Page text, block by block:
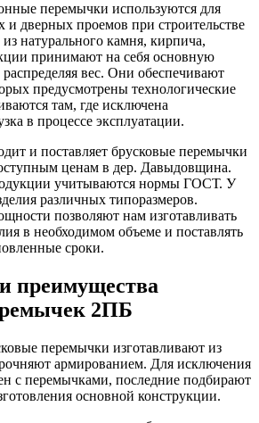
перемычки используются для
и дверных проемов при строительстве
натурального камня, кирпича,
принимают на себя основную
вес. Они обеспечивают
предусмотрены технологические
там, где исключена
в процессе эксплуатации.
и поставляет брусковые перемычки
ценам в дер. Давыдовщина.
учитываются нормы ГОСТ. У
различных типоразмеров.
позволяют нам изготавливать
в необходимом объеме и поставлять
сроки.
преимущества
2ПБ
перемычки изготавливают из
армированием. Для исключения
с перемычками, последние подбирают
основной конструкции.